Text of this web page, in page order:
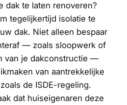
dak te laten renoveren?
tegelijkertijd isolatie te
dak. Niet alleen bespaar
— zoals sloopwerk of
van je dakconstructie —
van aantrekkelijke
de ISDE-regeling.
dat huiseigenaren deze